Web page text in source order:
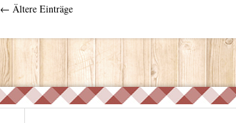
← Ältere Einträge